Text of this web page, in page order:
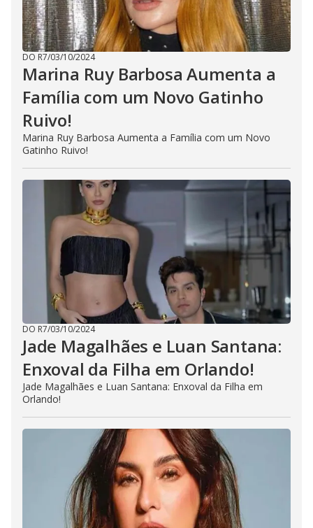
DO R7/03/10/2024
Marina Ruy Barbosa Aumenta a
Família com um Novo Gatinho
Ruivo!
Marina Ruy Barbosa Aumenta a Família com um Novo
Gatinho Ruivo!
DO R7/03/10/2024
Jade Magalhães e Luan Santana:
Enxoval da Filha em Orlando!
Jade Magalhães e Luan Santana: Enxoval da Filha em
Orlando!